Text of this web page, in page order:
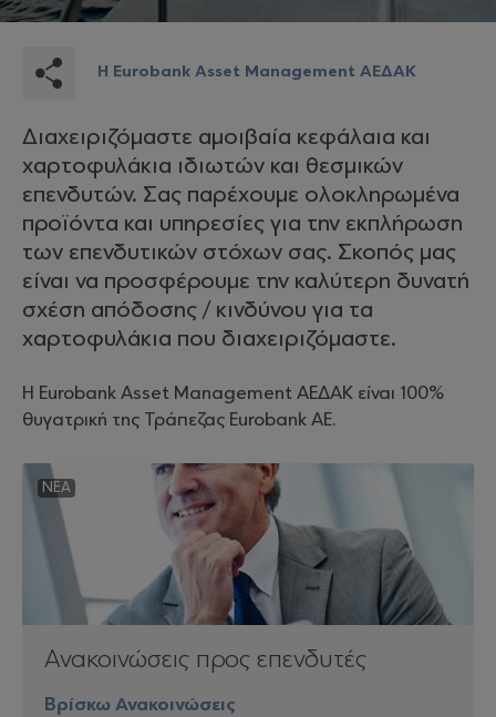
Η Eurobank Asset Management ΑΕΔΑΚ
Διαχειριζόμαστε αμοιβαία κεφάλαια και
χαρτοφυλάκια ιδιωτών και θεσμικών
επενδυτών. Σας παρέχουμε ολοκληρωμένα
προϊόντα και υπηρεσίες για την εκπλήρωση
των επενδυτικών στόχων σας. Σκοπός μας
είναι να προσφέρουμε την καλύτερη δυνατή
σχέση απόδοσης / κινδύνου για τα
χαρτοφυλάκια που διαχειριζόμαστε.
Η Eurobank Asset Management ΑΕΔΑΚ είναι 100%
θυγατρική της Τράπεζας Eurobank AE.
NEA
Ανακοινώσεις προς επενδυτές
Βρίσκω Ανακοινώσεις